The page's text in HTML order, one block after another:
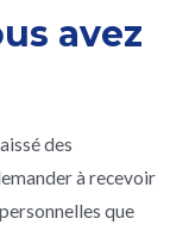
avez
des
à recevoir
que